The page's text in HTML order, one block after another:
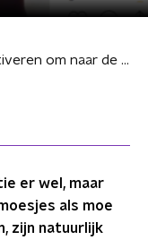
6 bekende fitgirls die je motiveren om naar de gym te gaan
er wel, maar
als moe
zijn natuurlijk